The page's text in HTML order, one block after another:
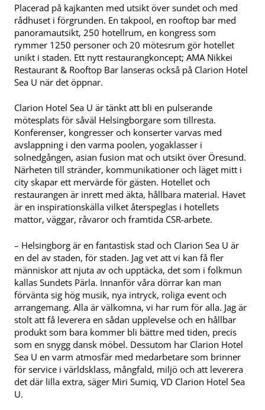
Placerad på kajkanten med utsikt över sundet och med
rådhuset i förgrunden. En takpool, en rooftop bar med
panoramautsikt, 250 hotellrum, en kongress som
rymmer 1250 personer och 20 mötesrum gör hotellet
unikt i staden. Ett nytt restaurangkoncept; AMA Nikkei
Restaurant & Rooftop Bar lanseras också på Clarion Hotel
Sea U när det öppnar.
Clarion Hotel Sea U är tänkt att bli en pulserande
mötesplats för såväl Helsingborgare som tillresta.
Konferenser, kongresser och konserter varvas med
avslappning i den varma poolen, yogaklasser i
solnedgången, asian fusion mat och utsikt över Öresund.
Närheten till stränder, kommunikationer och läget mitt i
city skapar ett mervärde för gästen. Hotellet och
restaurangen är inrett med äkta, hållbara material. Havet
är en inspirationskälla vilket återspeglas i hotellets
mattor, väggar, råvaror och framtida CSR-arbete.
– Helsingborg är en fantastisk stad och Clarion Sea U är
en del av staden, för staden. Jag vet att vi kan få fler
människor att njuta av och upptäcka, det som i folkmun
kallas Sundets Pärla. Innanför våra dörrar kan man
förvänta sig hög musik, nya intryck, roliga event och
arrangemang. Alla är välkomna, vi har rum för alla. Jag är
stolt att få leverera en sådan upplevelse och en hållbar
produkt som bara kommer bli bättre med tiden, precis
som en snygg dansk möbel. Dessutom har Clarion Hotel
Sea U en varm atmosfär med medarbetare som brinner
för service i världsklass, mångfald, miljö och att leverera
det där lilla extra, säger Miri Sumiq, VD Clarion Hotel Sea
U.